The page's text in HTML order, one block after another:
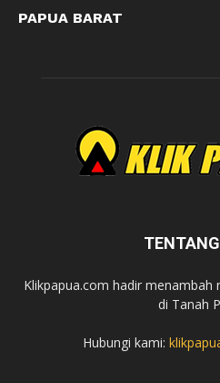
PAPUA BARAT
Klikpapua.com hadir menambah
di Tanah
Hubungi kami: